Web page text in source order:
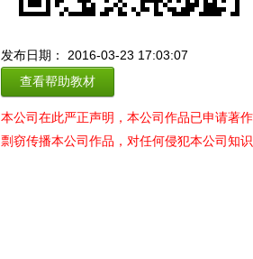
发布日期： 2016-03-23 17:03:07
查看帮助教材
本公司在此严正声明，本公司作品已申请著
剽窃传播本公司作品，对任何侵犯本公司知